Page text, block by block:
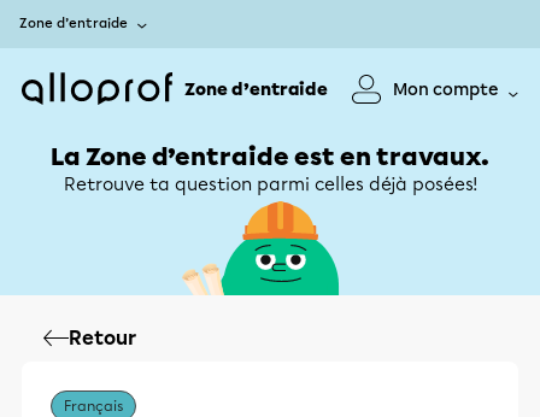
Zone d’entraide
Zone d’entraide Mon compte
La Zone d’entraide est en travaux.
Retrouve ta question parmi celles déjà posées!
Retour
Français